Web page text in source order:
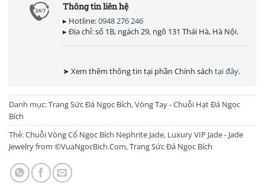
Thông tin liên hệ
▸ Hotline:0948 276 246
▸ Địa chỉ: số 1B, ngách 29, ngõ 131 Thái Hà, Hà Nội.
➤ Xem thêm thông tin tại phần Chính sách tại đây.
Danh mục:Trang Sức Đá Ngọc Bích,Vòng Tay - Chuỗi Hạt Đá Ngọc
Bích
Thẻ:Chuỗi Vòng Cổ Ngọc Bích Nephrite Jade, Luxury VIP Jade - Jade
Jewelry from ©VuaNgocBich.Com,Trang Sức Đá Ngọc Bích